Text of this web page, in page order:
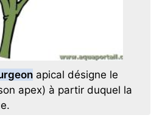
apical désigne le
apex) à partir duquel la